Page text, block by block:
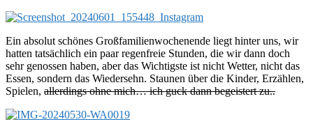
Ein absolut schönes Großfamilienwochenende liegt hinter uns, wir
hatten tatsächlich ein paar regenfreie Stunden, die wir dann doch
sehr genossen haben, aber das Wichtigste ist nicht Wetter, nicht das
Essen, sondern das Wiedersehn. Staunen über die Kinder, Erzählen,
Spielen, allerdings ohne mich… ich guck dann begeistert zu..